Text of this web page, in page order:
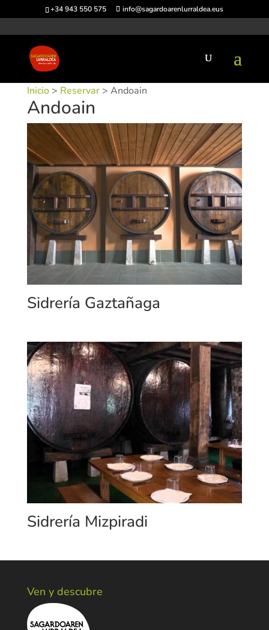
+34 943 550 575 info@sagardoarenlurraldea.eus
Inicio> Reservar> Andoain
Andoain
Sidrería Gaztañaga
Sidrería Mizpiradi
Ven y descubre